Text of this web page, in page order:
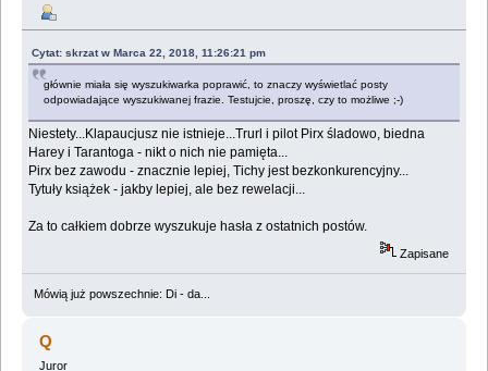
Cytat: skrzat w Marca 22, 2018, 11:26:21 pm
głównie miała się wyszukiwarka poprawić, to znaczy wyświetlać posty
odpowiadające wyszukiwanej frazie. Testujcie, proszę, czy to możliwe ;-)
Niestety...Klapaucjusz nie istnieje...Trurl i pilot Pirx śladowo, biedna
Harey i Tarantoga - nikt o nich nie pamięta...
Pirx bez zawodu - znacznie lepiej, Tichy jest bezkonkurencyjny...
Tytuły książek - jakby lepiej, ale bez rewelacji...
Za to całkiem dobrze wyszukuje hasła z ostatnich postów.
Zapisane
Mówią już powszechnie: Di - da...
Q
Juror